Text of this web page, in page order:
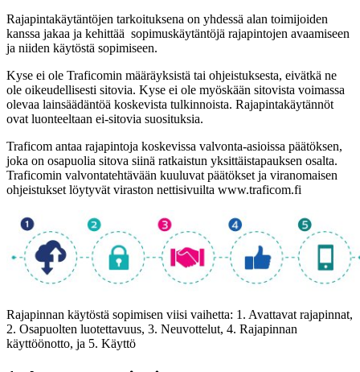
Rajapintakäytäntöjen tarkoituksena on yhdessä alan toimijoiden
kanssa jakaa ja kehittää sopimuskäytäntöjä rajapintojen avaamiseen
ja niiden käytöstä sopimiseen.
Kyse ei ole Traficomin määräyksistä tai ohjeistuksesta, eivätkä ne
ole oikeudellisesti sitovia. Kyse ei ole myöskään sitovista voimassa
olevaa lainsäädäntöä koskevista tulkinnoista. Rajapintakäytännöt
ovat luonteeltaan ei-sitovia suosituksia.
Traficom antaa rajapintoja koskevissa valvonta-asioissa päätöksen,
joka on osapuolia sitova siinä ratkaistun yksittäistapauksen osalta.
Traficomin valvontatehtävään kuuluvat päätökset ja viranomaisen
ohjeistukset löytyvät viraston nettisivuilta www.traficom.fi
Rajapinnan käytöstä sopimisen viisi vaihetta: 1. Avattavat rajapinnat,
2. Osapuolten luotettavuus, 3. Neuvottelut, 4. Rajapinnan
käyttöönotto, ja 5. Käyttö